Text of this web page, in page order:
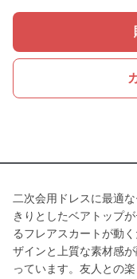
二次会用ドレスに最適
きりとしたベアトップ
るフレアスカートが動
ザインと上質な素材感
っています。友人との